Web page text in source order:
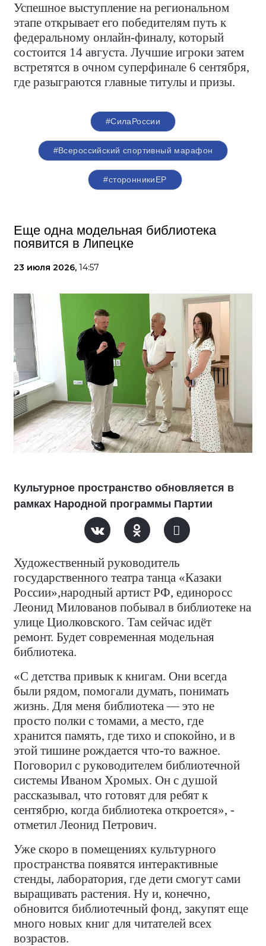
Успешное выступление на региональном
этапе открывает его победителям путь к
федеральному онлайн-финалу, который
состоится 14 августа. Лучшие игроки затем
встретятся в очном суперфинале 6 сентября,
где разыграются главные титулы и призы.
#СилаРоссии
#Всероссийский спортивный марафон
#сторонникиЕР
Еще одна модельная библиотека
появится в Липецке
23 июля 2026, 14:57
Культурное пространство обновляется в
рамках Народной программы Партии
Художественный руководитель
государственного театра танца «Казаки
России»,народный артист РФ, единоросс
Леонид Милованов побывал в библиотеке на
улице Циолковского. Там сейчас идёт
ремонт. Будет современная модельная
библиотека.
«С детства привык к книгам. Они всегда
были рядом, помогали думать, понимать
жизнь. Для меня библиотека — это не
просто полки с томами, а место, где
хранится память, где тихо и спокойно, и в
этой тишине рождается что-то важное.
Поговорил с руководителем библиотечной
системы Иваном Хромых. Он с душой
рассказывал, что готовят для ребят к
сентябрю, когда библиотека откроется», -
отметил Леонид Петрович.
Уже скоро в помещениях культурного
пространства появятся интерактивные
стенды, лаборатория, где дети смогут сами
выращивать растения. Ну и, конечно,
обновится библиотечный фонд, закупят еще
много новых книг для читателей всех
возрастов.